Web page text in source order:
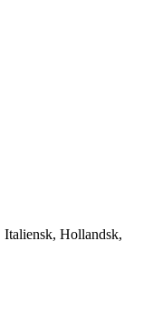
Hollandsk,